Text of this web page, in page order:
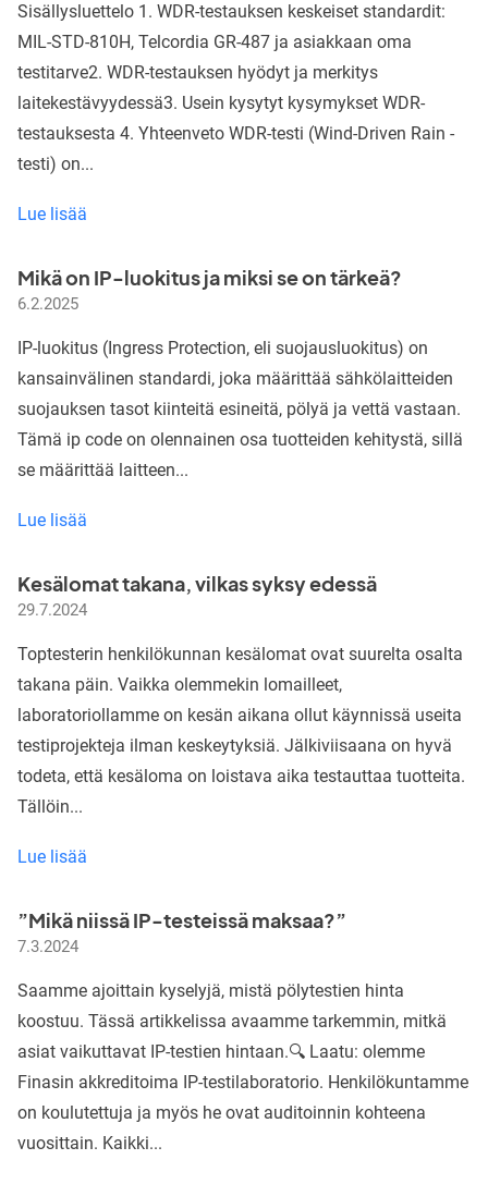
Sisällysluettelo 1. WDR-testauksen keskeiset standardit:
MIL-STD-810H, Telcordia GR-487 ja asiakkaan oma
testitarve2. WDR-testauksen hyödyt ja merkitys
laitekestävyydessä3. Usein kysytyt kysymykset WDR-
testauksesta 4. Yhteenveto WDR-testi (Wind-Driven Rain -
testi) on...
Lue lisää
WDR-
testi
miksi
se
tärkeä
sinulle
tuotekehitysinsinöörinä?
Mikä on IP-luokitus ja miksi se on tärkeä?
6.2.2025
IP-luokitus (Ingress Protection, eli suojausluokitus) on
kansainvälinen standardi, joka määrittää sähkölaitteiden
suojauksen tasot kiinteitä esineitä, pölyä ja vettä vastaan.
Tämä ip code on olennainen osa tuotteiden kehitystä, sillä
se määrittää laitteen...
Lue lisää
luokitus
miksi
se
tärkeä?
Kesälomat takana, vilkas syksy edessä
29.7.2024
Toptesterin henkilökunnan kesälomat ovat suurelta osalta
takana päin. Vaikka olemmekin lomailleet,
laboratoriollamme on kesän aikana ollut käynnissä useita
testiprojekteja ilman keskeytyksiä. Jälkiviisaana on hyvä
todeta, että kesäloma on loistava aika testauttaa tuotteita.
Tällöin...
Lue lisää
vilkas
syksy
”Mikä niissä IP-testeissä maksaa?”
7.3.2024
Saamme ajoittain kyselyjä, mistä pölytestien hinta
koostuu. Tässä artikkelissa avaamme tarkemmin, mitkä
asiat vaikuttavat IP-testien hintaan.🔍 Laatu: olemme
Finasin akkreditoima IP-testilaboratorio. Henkilökuntamme
on koulutettuja ja myös he ovat auditoinnin kohteena
vuosittain. Kaikki...